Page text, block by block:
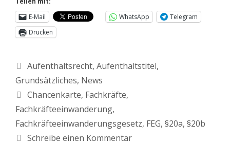
E-Mail
WhatsApp
Telegram
Drucken
Aufenthaltsrecht, Aufenthaltstitel,
Grundsätzliches, News
Chancenkarte, Fachkräfte,
Fachkräfteeinwanderung,
Fachkräfteeinwanderungsgesetz, FEG, §20a, §20b
Schreibe einen Kommentar